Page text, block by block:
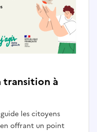
transition à
les citoyens
offrant un point